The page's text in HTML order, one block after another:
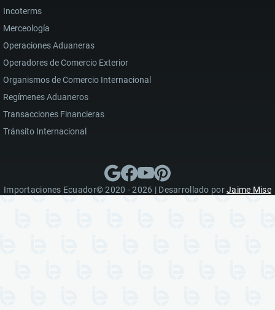
Incoterms
Merceología
Operaciones Aduaneras
Operadores de Comercio Exterior
Organismos de Comercio Internacional
Regímenes Aduaneros
Transacciones Financieras
Tránsito Internacional
Importaciones Ecuador© 2020 - 2026 | Desarrollado porJaime Mise